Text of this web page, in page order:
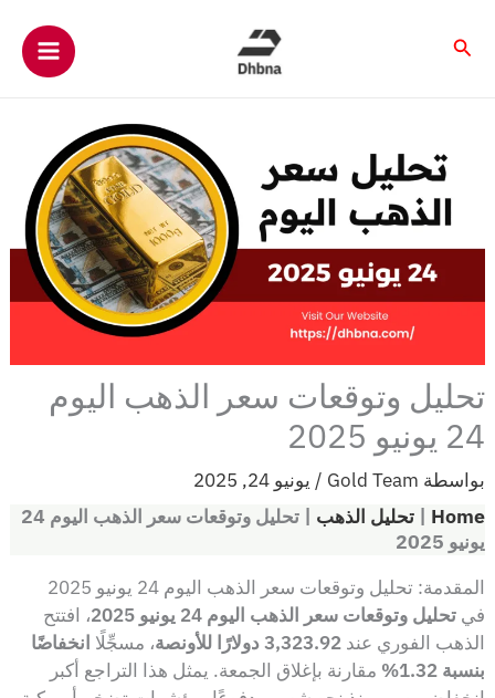
البحث
تحليل وتوقعات سعر الذهب اليوم
24 يونيو 2025
بواسطة Gold Team
/ يونيو 24, 2025
Home
|تحليل الذهب |
تحليل وتوقعات سعر الذهب اليوم 24
يونيو 2025
المقدمة: تحليل وتوقعات سعر الذهب اليوم 24 يونيو 2025
فيتحليل وتوقعات سعر الذهب اليوم 24 يونيو 2025
، افتتح
الذهب الفوري عند3,323.92 دولارًا للأونصة ، مسجِّلًا انخفاضًا
بنسبة 1.32%
مقارنة بإغلاق الجمعة. يمثل هذا التراجع أكبر